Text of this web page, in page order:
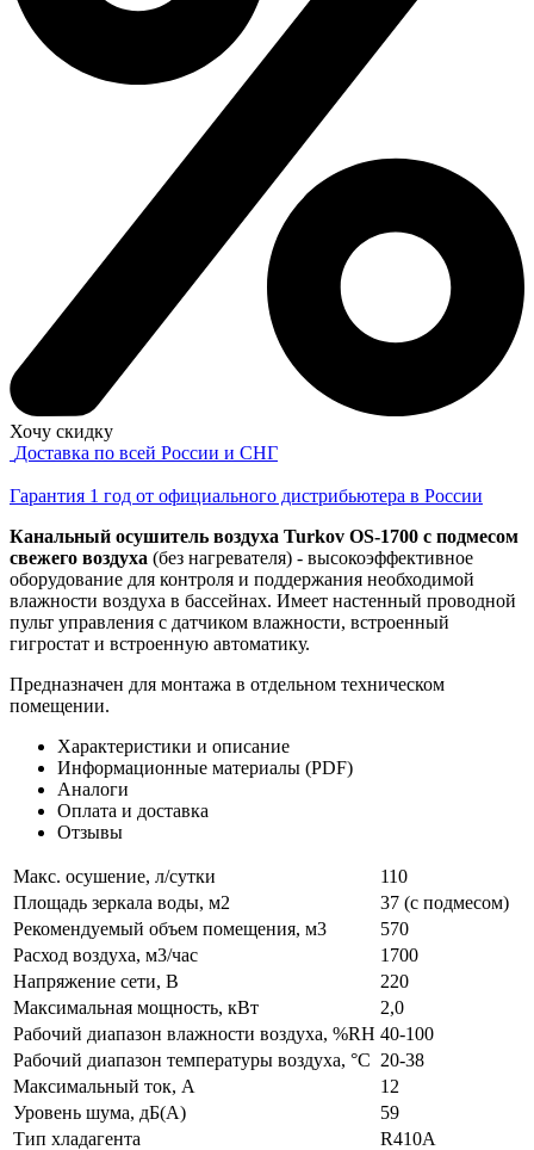
Хочу скидку
Доставка по всей России и СНГ
Гарантия 1 год от официального дистрибьютера в России
Канальный осушитель воздуха Turkov OS-1700 с подмесом
свежего воздуха (без нагревателя) - высокоэффективное
оборудование для контроля и поддержания необходимой
влажности воздуха в бассейнах. Имеет настенный проводной
пульт управления с датчиком влажности, встроенный
гигростат и встроенную автоматику.
Предназначен для монтажа в отдельном техническом
помещении.
Характеристики и описание
Информационные материалы (PDF)
Аналоги
Оплата и доставка
Отзывы
Макс. осушение, л/сутки
110
Площадь зеркала воды, м2
37 (с подмесом)
Рекомендуемый объем помещения, м3
570
Расход воздуха, м3/час
1700
Напряжение сети, В
220
Максимальная мощность, кВт
2,0
Рабочий диапазон влажности воздуха, %RH 40-100
Рабочий диапазон температуры воздуха, °С 20-38
Максимальный ток, А
12
Уровень шума, дБ(A)
59
Тип хладагента
R410A